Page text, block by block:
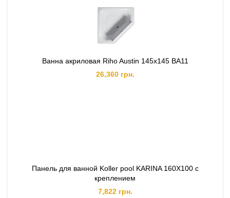
Ванна акриловая Riho Austin 145х145 BA11
26,360 грн.
Панель для ванной Koller pool KARINA 160X100 с
креплением
7,822 грн.